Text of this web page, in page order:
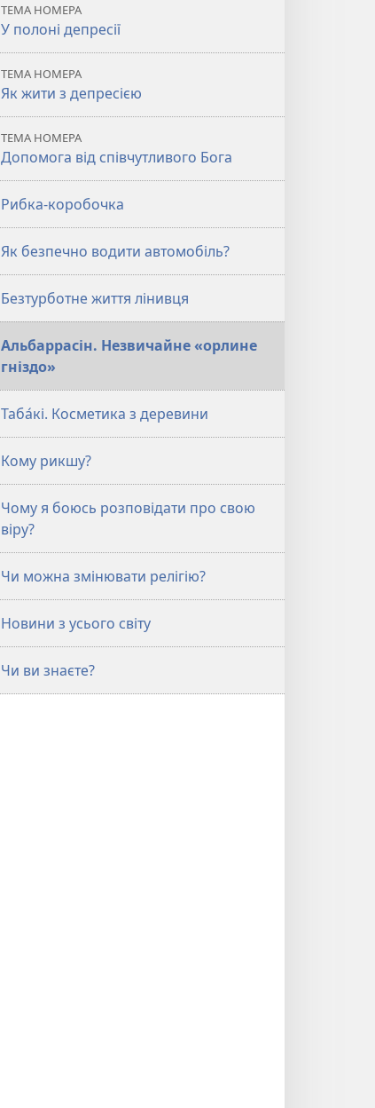
ТЕМА НОМЕРА
У полоні депресії
ТЕМА НОМЕРА
Як жити з депресією
ТЕМА НОМЕРА
Допомога від співчутливого Бога
Рибка-коробочка
Як безпечно водити автомобіль?
Безтурботне життя лінивця
Альбаррасін. Незвичайне «орлине
гніздо»
Таба́кі. Косметика з деревини
Кому рикшу?
Чому я боюсь розповідати про свою
віру?
Чи можна змінювати релігію?
Новини з усього світу
Чи ви знаєте?